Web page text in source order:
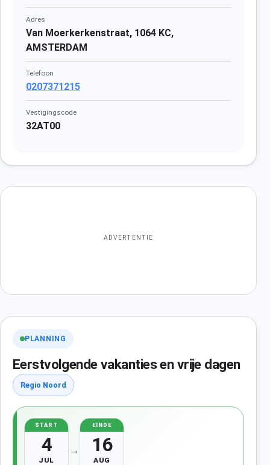
Adres
Van Moerkerkenstraat, 1064 KC,
AMSTERDAM
Telefoon
0207371215
Vestigingscode
32AT00
ADVERTENTIE
PLANNING
Eerstvolgende vakanties en vrije dagen
Regio Noord
START
4
JUL
→
EINDE
16
AUG